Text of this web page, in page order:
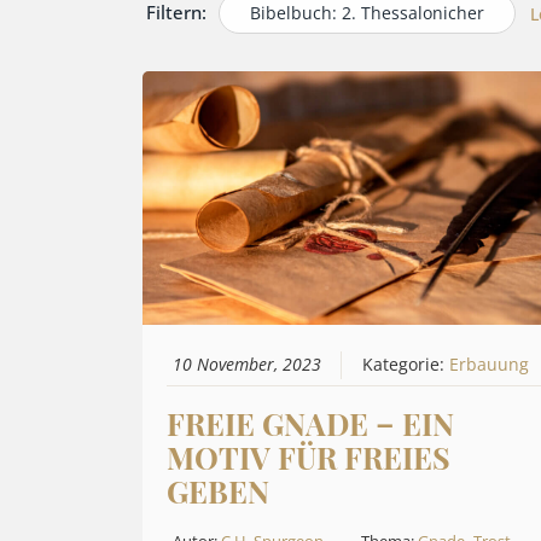
Filtern: Bibelbuch: 2. Thessalonicher
10 November, 2023 Kategorie: Erbauung
FREIE GNADE – EIN
MOTIV FÜR FREIES
GEBEN